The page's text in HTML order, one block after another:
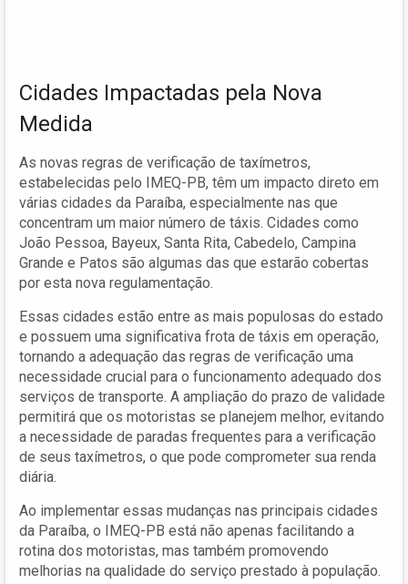
Cidades Impactadas pela Nova
Medida
As novas regras de verificação de taxímetros,
estabelecidas pelo IMEQ-PB, têm um impacto direto em
várias cidades da Paraíba, especialmente nas que
concentram um maior número de táxis. Cidades como
João Pessoa, Bayeux, Santa Rita, Cabedelo, Campina
Grande e Patos são algumas das que estarão cobertas
por esta nova regulamentação.
Essas cidades estão entre as mais populosas do estado
e possuem uma significativa frota de táxis em operação,
tornando a adequação das regras de verificação uma
necessidade crucial para o funcionamento adequado dos
serviços de transporte. A ampliação do prazo de validade
permitirá que os motoristas se planejem melhor, evitando
a necessidade de paradas frequentes para a verificação
de seus taxímetros, o que pode comprometer sua renda
diária.
Ao implementar essas mudanças nas principais cidades
da Paraíba, o IMEQ-PB está não apenas facilitando a
rotina dos motoristas, mas também promovendo
melhorias na qualidade do serviço prestado à população.